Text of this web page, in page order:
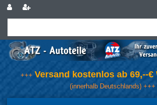
+++ Versand kostenlos ab 69,--€
(innerhalb Deutschlands) +++